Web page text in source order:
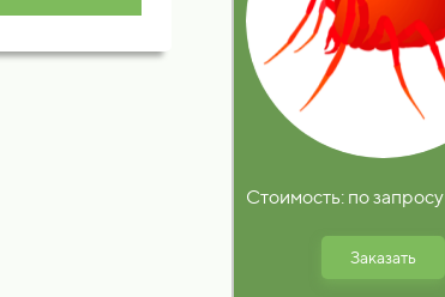
Стоимость: по запросу
Заказать